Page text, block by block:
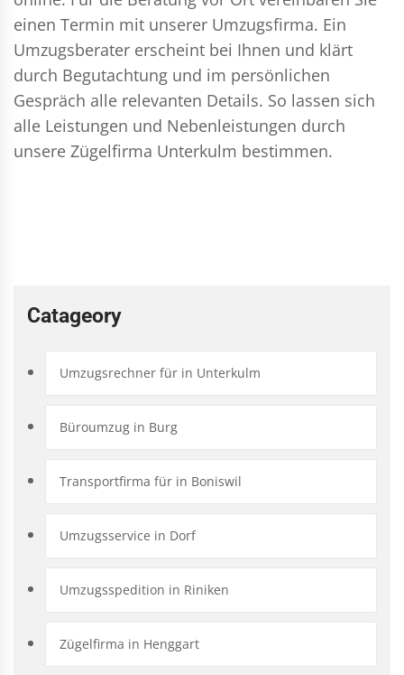
einen Termin mit unserer Umzugsfirma. Ein
Umzugsberater erscheint bei Ihnen und klärt
durch Begutachtung und im persönlichen
Gespräch alle relevanten Details. So lassen sich
alle Leistungen und Nebenleistungen durch
unsere Zügelfirma Unterkulm bestimmen.
Catageory
Umzugsrechner für in Unterkulm
Büroumzug in Burg
Transportfirma für in Boniswil
Umzugsservice in Dorf
Umzugsspedition in Riniken
Zügelfirma in Henggart